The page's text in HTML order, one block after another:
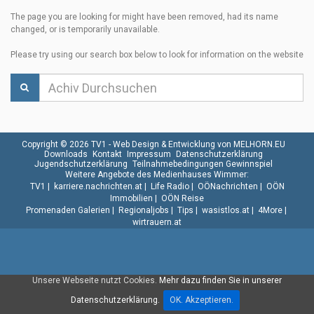
The page you are looking for might have been removed, had its name
changed, or is temporarily unavailable.
Please try using our search box below to look for information on the website
Unsere Webseite nutzt Cookies. Mehr dazu finden Sie in unserer
Datenschutzerklärung.
OK. Akzeptieren.
Copyright © 2026 TV1 - Web Design & Entwicklung von MELHORN.EU
Downloads
Kontakt Impressum
Datenschutzerklärung
Jugendschutzerklärung Teilnahmebedingungen Gewinnspiel
Weitere Angebote des Medienhauses Wimmer:
TV1
karriere.nachrichten.at| Life Radio| OÖNachrichten
OÖN
Immobilien
OÖN Reise
Promenaden Galerien
Regionaljobs Tips wasistlos.at| 4More|
wirtrauern.at